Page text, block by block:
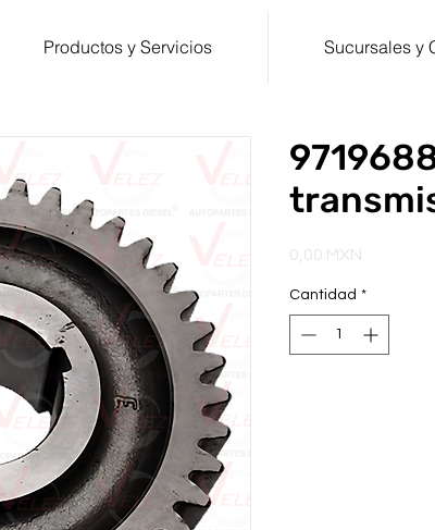
Productos y Servicios Sucursales y
0,00 MXN
Cantidad *